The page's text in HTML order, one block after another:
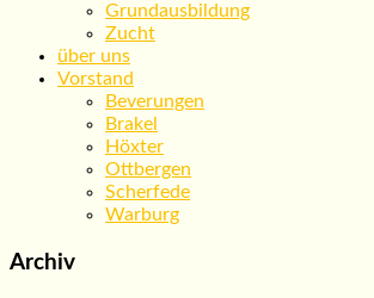
Grundausbildung
Zucht
über uns
Vorstand
Beverungen
Brakel
Höxter
Ottbergen
Scherfede
Warburg
Archiv